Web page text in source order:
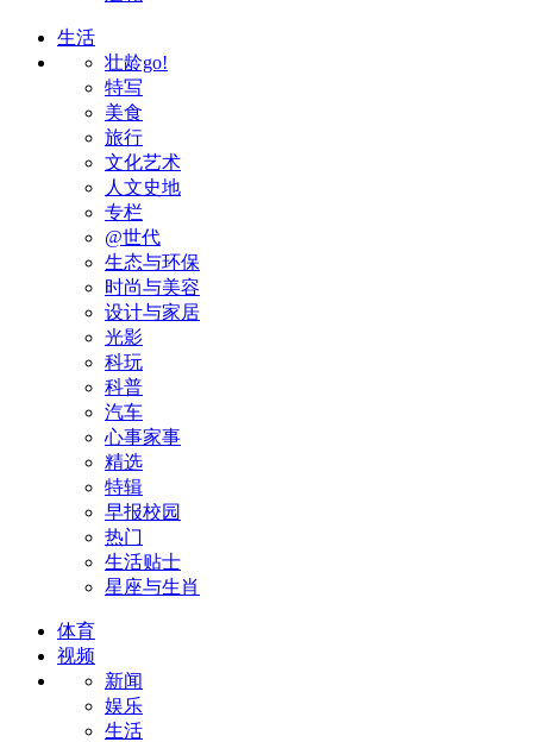
生活
壮龄go!
特写
美食
旅行
文化艺术
人文史地
专栏
@世代
生态与环保
时尚与美容
设计与家居
光影
科玩
科普
汽车
心事家事
精选
特辑
早报校园
热门
生活贴士
星座与生肖
体育
视频
新闻
娱乐
生活